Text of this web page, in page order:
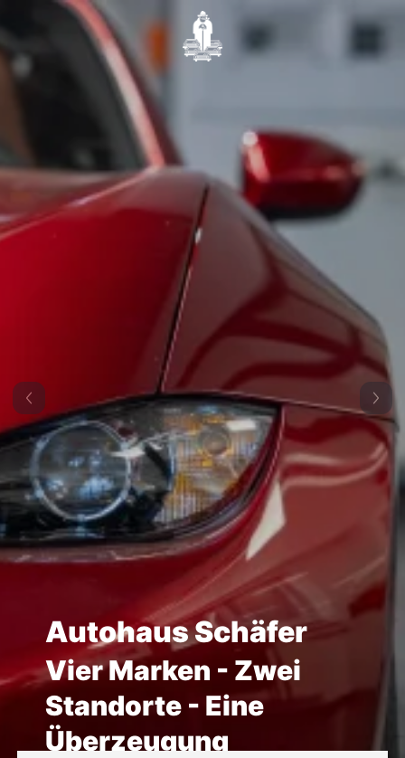
Autohaus Schäfer
Vier Marken - Zwei
Standorte - Eine
Überzeugung